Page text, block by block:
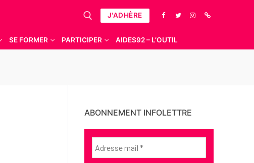
J'ADHÈRE
SE FORMER PARTICIPER AIDES92 – L’OUTIL
ABONNEMENT INFOLETTRE